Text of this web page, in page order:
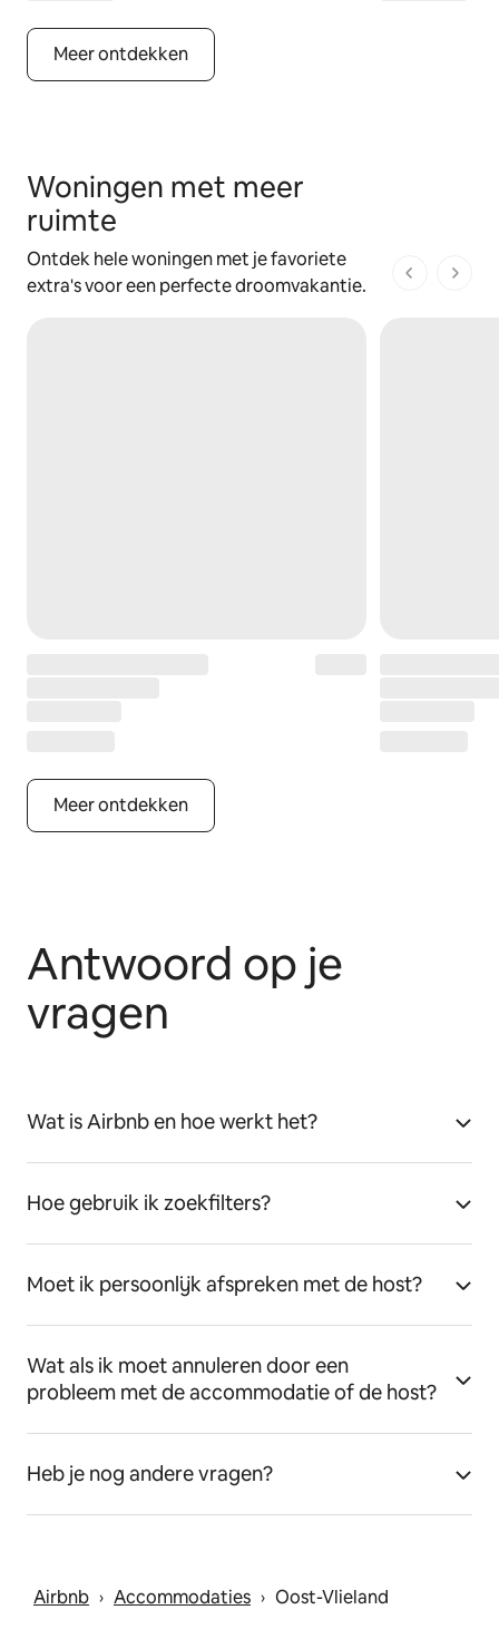
Meer ontdekken
Woningen met meer
ruimte
Ontdek hele woningen met je favoriete
extra's voor een perfecte droomvakantie.
1 van 1
Meer ontdekken
Antwoord op je
vragen
Wat is Airbnb en hoe werkt het?
Hoe gebruik ik zoekfilters?
Moet ik persoonlijk afspreken met de host?
Wat als ik moet annuleren door een
probleem met de accommodatie of de host?
Heb je nog andere vragen?
Airbnb › Accommodaties › Oost-Vlieland